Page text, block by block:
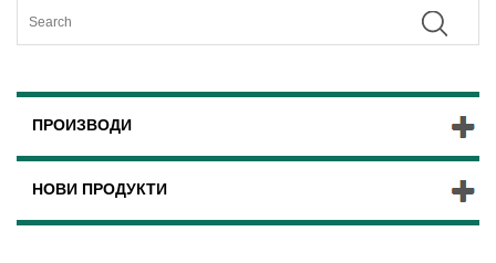
ПРОИЗВОДИ
НОВИ ПРОДУКТИ